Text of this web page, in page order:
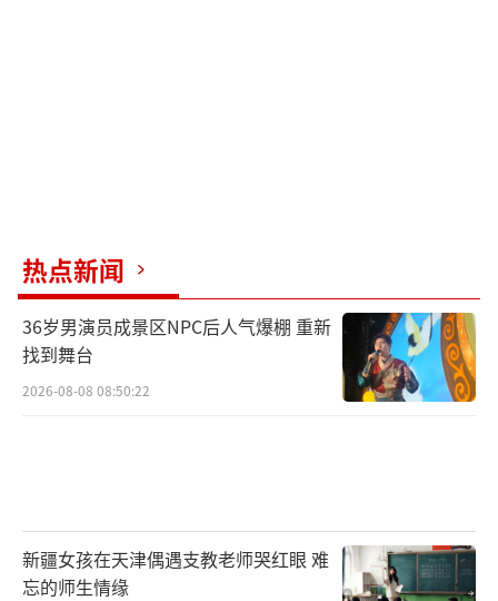
热点新闻
36岁男演员成景区NPC后人气爆棚 重新
找到舞台
2026-08-08 08:50:22
新疆女孩在天津偶遇支教老师哭红眼 难
忘的师生情缘